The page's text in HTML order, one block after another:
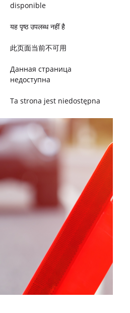
disponible
यह पृष्ठ उपलब्ध नहीं है
此页面当前不可用
Данная страница
недоступна
Ta strona jest niedostępna
Trang này không có
Esta página não está
disponível
このページは現在利用できま
せん
Pagina non disponibile
هذه الصفحة غير متوفرة